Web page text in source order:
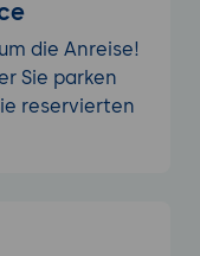
die Anreise!
Sie parken
reservierten